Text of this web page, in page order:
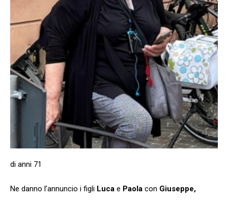
di anni 71
Ne danno l’annuncio i figli Luca e Paola con Giuseppe,